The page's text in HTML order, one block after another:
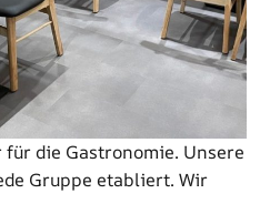
die Gastronomie. Unsere
Gruppe etabliert. Wir